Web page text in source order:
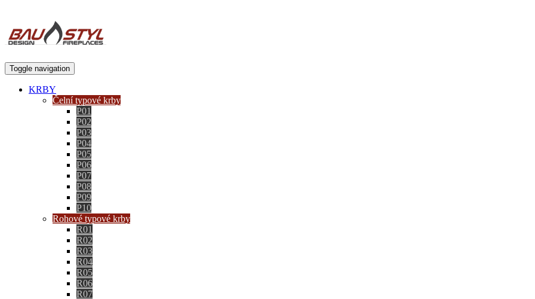
Toggle navigation
KRBY
Čelní typové krby
P01
P02
P03
P04
P05
P06
P07
P08
P09
P10
Rohové typové krby
R01
R02
R03
R04
R05
R06
R07